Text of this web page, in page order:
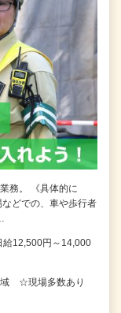
務。 《具体的に
どでの、車や歩行者
12,500円～14,000
域 ☆現場多数あり